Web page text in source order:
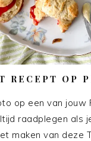
RECEPT OP
op een van jouw
raadplegen als
maken van deze